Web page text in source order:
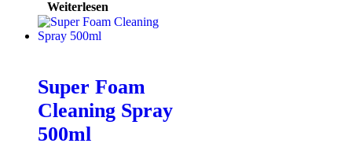
Weiterlesen
Super Foam
Cleaning Spray
500ml